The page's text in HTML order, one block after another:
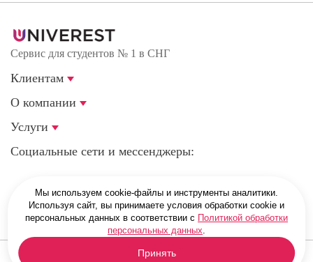
Сервис для студентов № 1 в СНГ
Клиентам
О компании
Услуги
Социальные сети и мессенджеры:
г. Санкт-Петербург, Магнитогорская улица, 51Е
© 2008 — 2026. Univerest.ru. Профессиональная помощь студентам.
Мы используем cookie-файлы и инструменты аналитики.
Используя сайт, вы принимаете условия обработки cookie и
персональных данных в соответствии с Политикой обработки
персональных данных.
Принять